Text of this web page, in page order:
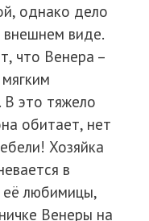
однако дело
внешнем виде.
что Венера –
это тяжело
обитает, нет
Хозяйка
в
любимицы,
Венеры на